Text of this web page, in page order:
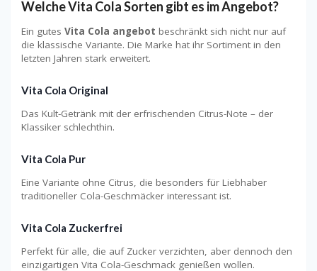
Welche Vita Cola Sorten gibt es im Angebot?
Ein gutes Vita Cola angebot beschränkt sich nicht nur auf
die klassische Variante. Die Marke hat ihr Sortiment in den
letzten Jahren stark erweitert.
Vita Cola Original
Das Kult-Getränk mit der erfrischenden Citrus-Note – der
Klassiker schlechthin.
Vita Cola Pur
Eine Variante ohne Citrus, die besonders für Liebhaber
traditioneller Cola-Geschmäcker interessant ist.
Vita Cola Zuckerfrei
Perfekt für alle, die auf Zucker verzichten, aber dennoch den
einzigartigen Vita Cola-Geschmack genießen wollen.